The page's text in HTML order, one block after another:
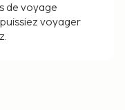
de voyage
voyager